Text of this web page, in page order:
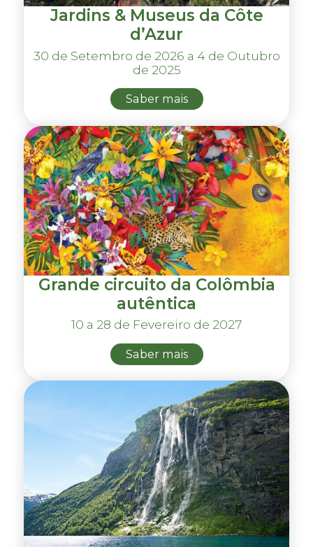
Jardins & Museus da Côte
d’Azur
30 de Setembro de 2026 a 4 de Outubro
de 2025
Saber mais
Grande circuito da Colômbia
autêntica
10 a 28 de Fevereiro de 2027
Saber mais